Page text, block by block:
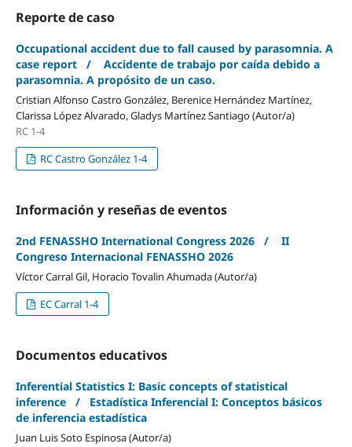
Reporte de caso
Occupational accident due to fall caused by parasomnia. A
case report / Accidente de trabajo por caída debido a
parasomnia. A propósito de un caso.
Cristian Alfonso Castro González, Berenice Hernández Martínez,
Clarissa López Alvarado, Gladys Martínez Santiago (Autor/a)
RC 1-4
RC Castro González 1-4
Información y reseñas de eventos
2nd FENASSHO International Congress 2026 / II
Congreso Internacional FENASSHO 2026
Víctor Carral Gil, Horacio Tovalin Ahumada (Autor/a)
EC Carral 1-4
Documentos educativos
Inferential Statistics I: Basic concepts of statistical
inference / Estadística Inferencial I: Conceptos básicos
de inferencia estadística
Juan Luis Soto Espinosa (Autor/a)